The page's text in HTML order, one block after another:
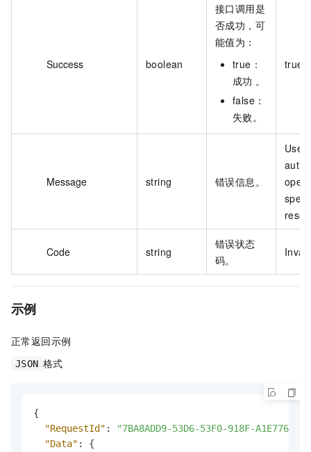
Success boolean
接口调用是
否成功，可
能值为：
true：
成功 。
false：
失败。
true
Message string 错误信息。
User
Code string
错误状态
码。
示例
正常返回示例
JSON 格式
{
"RequestId" :
"7BA8ADD9-53D6-53F0-918F-
"Data" :
{